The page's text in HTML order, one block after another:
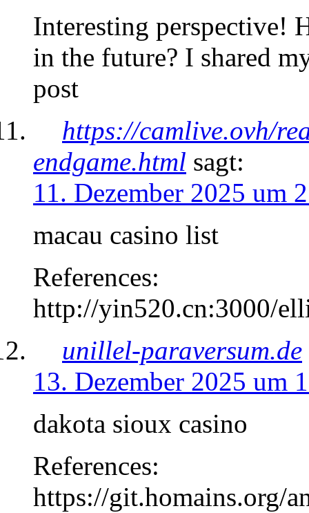
Interesting perspective!
in the future? I shared
post
https://camlive.ovh/
endgame.html sagt:
11. Dezember 2025 um
macau casino list
References:
http://yin520.cn:3000/
unillel-paraversum.de
13. Dezember 2025 um
dakota sioux casino
References:
https://git.homains.org/